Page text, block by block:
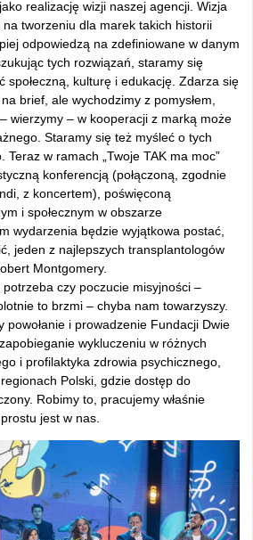
realizację wizji naszej agencji. Wizja
tworzeniu dla marek takich historii
odpowiedzą na zdefiniowane w danym
tych rozwiązań, staramy się
społeczną, kulturę i edukację. Zdarza się
brief, ale wychodzimy z pomysłem,
wierzymy – w kooperacji z marką może
Staramy się też myśleć o tych
Teraz w ramach „Twoje TAK ma moc”
konferencją (połączoną, zgodnie
z koncertem), poświęconą
i społecznym w obszarze
wydarzenia będzie wyjątkowa postać,
jeden z najlepszych transplantologów
Montgomery.
czy poczucie misyjności –
to brzmi – chyba nam towarzyszy.
powołanie i prowadzenie Fundacji Dwie
wykluczeniu w różnych
i profilaktyka zdrowia psychicznego,
Polski, gdzie dostęp do
Robimy to, pracujemy właśnie
jest w nas.